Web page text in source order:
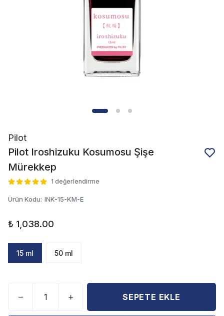
Pilot
Pilot Iroshizuku Kosumosu Şişe
Mürekkep
1 değerlendirme
Ürün Kodu: INK-15-KM-E
₺ 1,038.00
15 ml 50 ml
SEPETE EKLE